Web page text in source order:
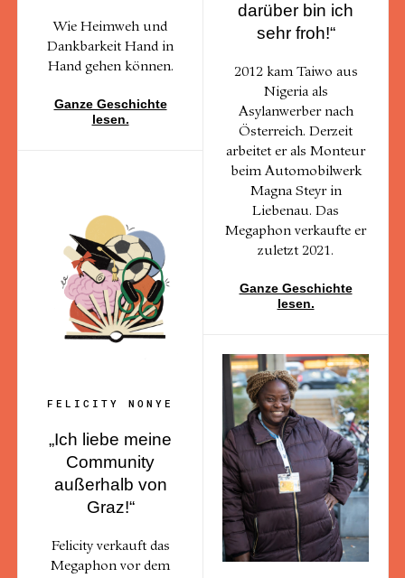
Wie Heimweh und
Dankbarkeit Hand in
Hand gehen können.
Ganze Geschichte
lesen.
FELICITY NONYE
„Ich liebe meine
Community
außerhalb von
Graz!“
Felicity verkauft das
Megaphon vor dem
darüber bin ich
sehr froh!“
2012 kam Taiwo aus
Nigeria als
Asylanwerber nach
Österreich. Derzeit
arbeitet er als Monteur
beim Automobilwerk
Magna Steyr in
Liebenau. Das
Megaphon verkaufte er
zuletzt 2021.
Ganze Geschichte
lesen.